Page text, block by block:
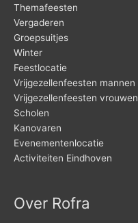
Themafeesten
Vergaderen
Groepsuitjes
Winter
Feestlocatie
Vrijgezellenfeesten mannen
Vrijgezellenfeesten vrouwen
Scholen
Kanovaren
Evenementenlocatie
Activiteiten Eindhoven
Over Rofra